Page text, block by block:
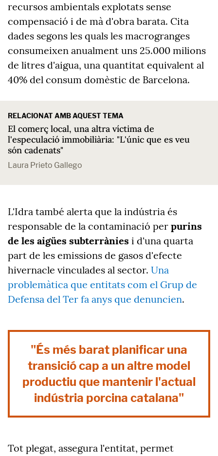
recursos ambientals explotats sense
compensació i de mà d'obra barata. Cita
dades segons les quals les macrogranges
consumeixen anualment uns 25.000 milions
de litres d'aigua, una quantitat equivalent al
40% del consum domèstic de Barcelona.
RELACIONAT AMB AQUEST TEMA
El comerç local, una altra víctima de
l'especulació immobiliària: "L'únic que es veu
són cadenats"
Laura Prieto Gallego
L'Idra també alerta que la indústria és
responsable de la contaminació per purins
de les aigües subterrànies i d'una quarta
part de les emissions de gasos d'efecte
hivernacle vinculades al sector. Una
problemàtica que entitats com el Grup de
Defensa del Ter fa anys que denuncien.
"És més barat planificar una
transició cap a un altre model
productiu que mantenir l'actual
indústria porcina catalana"
Tot plegat, assegura l'entitat, permet